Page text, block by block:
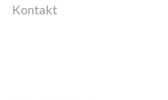
Kontakt